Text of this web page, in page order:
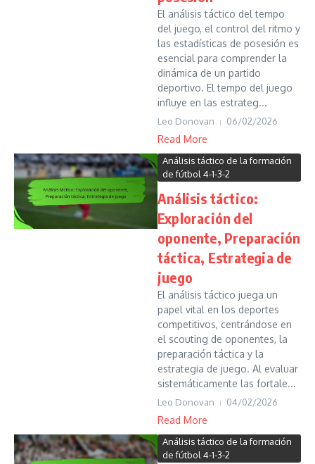
El análisis táctico del tempo
del juego, el control del ritmo y
las estadísticas de posesión es
esencial para comprender la
dinámica de un partido
deportivo. El tempo del juego
influye en las estrateg...
Leo Donovan 06/02/2026
Read More
Análisis táctico de la formación
de fútbol 4-1-3-2
Análisis táctico:
Exploración del
oponente, Preparación
táctica, Estrategia de
juego
El análisis táctico juega un
papel vital en los deportes
competitivos, centrándose en
el scouting de oponentes, la
preparación táctica y la
estrategia de juego. Al evaluar
sistemáticamente las fortale...
Leo Donovan 04/02/2026
Read More
Análisis táctico de la formación
de fútbol 4-1-3-2